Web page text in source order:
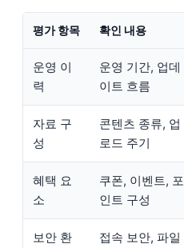
평가 항목 확인 내용
운영 이
력
운영 기간, 업데
이트 흐름
자료 구
성
콘텐츠 종류, 업
로드 주기
혜택 요
소
쿠폰, 이벤트, 포
인트 구성
보안 환
접속 보안, 파일